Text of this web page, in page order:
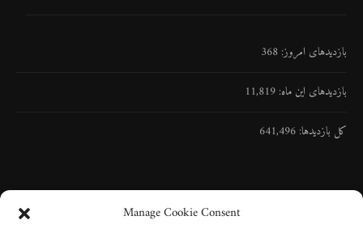
Manage Cookie Consent
بازدیدهای امروز: 368
بازدیدهای این ماه: 11,819
کل بازدیدها: 641,496